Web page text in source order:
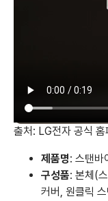
출처: LG전자 공식 홈
제품명: 스탠바
구성품: 본체(
커버, 원클릭